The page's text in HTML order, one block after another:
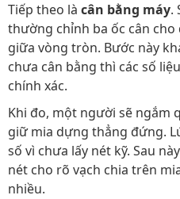
Tiếp theo là cân bằng máy.
thường chỉnh ba ốc cân
giữa vòng tròn. Bước này
chưa cân bằng thì các số
chính xác.
Khi đo, một người sẽ ngắm
giữ mia dựng thẳng đứng.
số vì chưa lấy nét kỹ. Sau
nét cho rõ vạch chia trên
nhiều.